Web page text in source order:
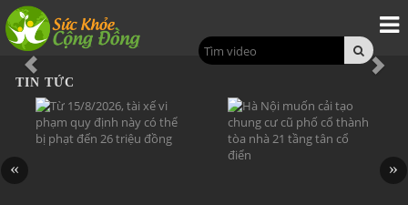
Previous
TIN TỨC